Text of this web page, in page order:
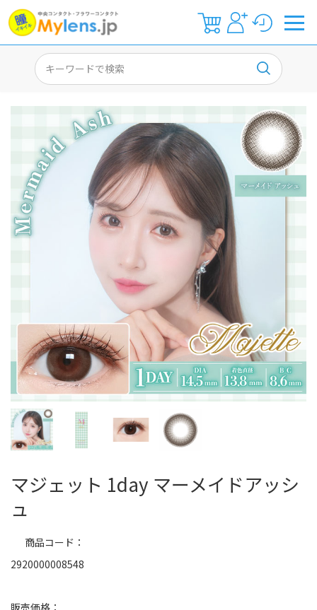
マジェット 1day マーメイドアッシ
ュ
商品コード
2920000008548